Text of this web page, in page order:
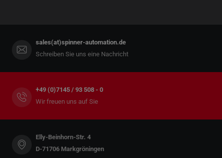
sales(at)spinner-automation.de
Schreiben Sie uns eine Nachricht
+49 (0)7145 / 93 508 - 0
Wir freuen uns auf Sie
Elly-Beinhorn-Str. 4
D-71706 Markgröningen